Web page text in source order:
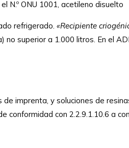
N.º ONU 1001, acetileno disuelto
refrigerado. «Recipiente
superior a 1.000 litros. En el
imprenta, y soluciones de
conformidad con 2.2.9.1.10.6 a